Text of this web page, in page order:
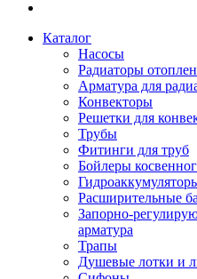
Каталог
Насосы
Радиаторы
Арматура для
Конвекторы
Решетки для
Трубы
Фитинги для труб
Бойлеры
Расширительные
Запорно-
арматура
Трапы
Душевые лотки и